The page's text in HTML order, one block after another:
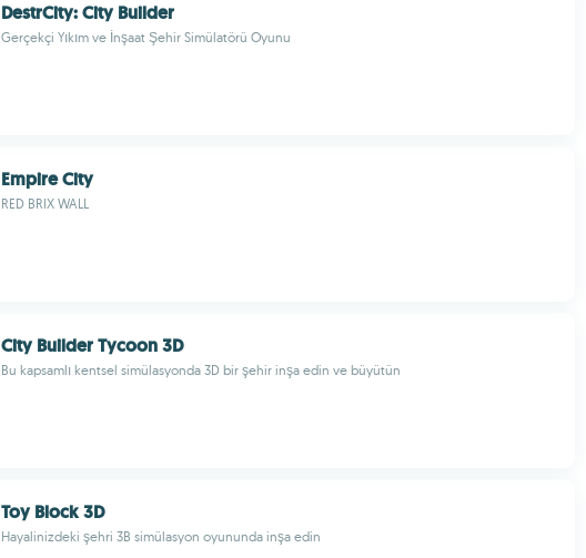
DestrCity: City Builder
Gerçekçi Yıkım ve İnşaat Şehir Simülatörü Oyunu
Empire City
RED BRIX WALL
City Builder Tycoon 3D
Bu kapsamlı kentsel simülasyonda 3D bir şehir inşa edin ve büyütün
Toy Block 3D
Hayalinizdeki şehri 3B simülasyon oyununda inşa edin